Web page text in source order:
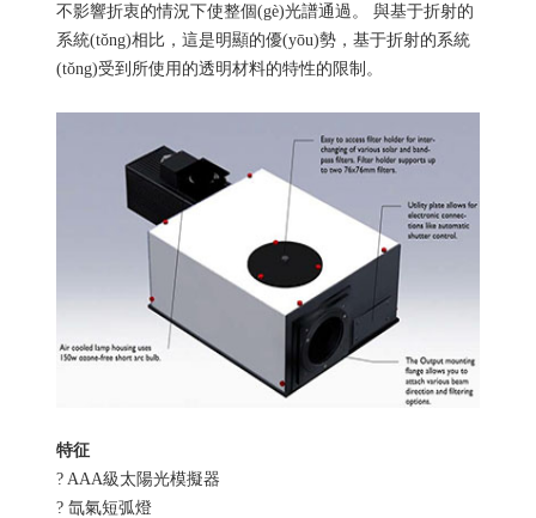
不影響折衷的情況下使整個(gè)光譜通過。 與基于折射的
系統(tǒng)相比，這是明顯的優(yōu)勢，基于折射的系統
(tǒng)受到所使用的透明材料的特性的限制。
特征
? AAA級太陽光模擬器
? 氙氣短弧燈